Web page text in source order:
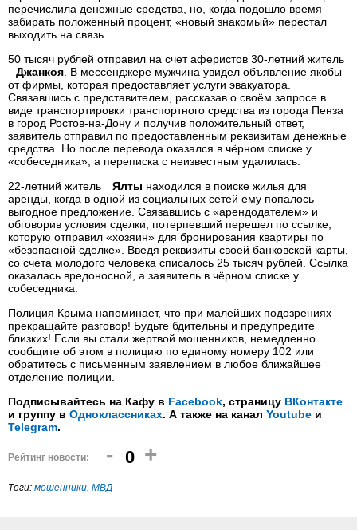
перечислила денежные средства, но, когда подошло время
забирать положенный процент, «новый знакомый» перестал
выходить на связь.
50 тысяч рублей отправил на счет аферистов 30-летний житель
Джанкоя . В мессенджере мужчина увидел объявление якобы
от фирмы, которая предоставляет услуги эвакуатора.
Связавшись с представителем, рассказав о своём запросе в
виде транспортировки транспортного средства из города Пенза
в город Ростов-на-Дону и получив положительный ответ,
заявитель отправил по предоставленным реквизитам денежные
средства. Но после перевода оказался в чёрном списке у
«собеседника», а переписка с неизвестным удалилась.
22-летний житель
Ялты находился в поиске жилья для
аренды, когда в одной из социальных сетей ему попалось
выгодное предложение. Связавшись с «арендодателем» и
обговорив условия сделки, потерпевший перешел по ссылке,
которую отправил «хозяин» для бронирования квартиры по
«безопасной сделке». Введя реквизиты своей банковской карты,
со счета молодого человека списалось 25 тысяч рублей. Ссылка
оказалась вредоносной, а заявитель в чёрном списке у
собеседника.
Полиция Крыма напоминает, что при малейших подозрениях –
прекращайте разговор! Будьте бдительны и предупредите
близких! Если вы стали жертвой мошенников, немедленно
сообщите об этом в полицию по единому номеру 102 или
обратитесь с письменным заявлением в любое ближайшее
отделение полиции.
Подписывайтесь на Кафу в Facebook, страницу ВКонтакте
и группу в Одноклассниках. А также на канал Youtube и
Telegram.
Рейтинг новости: - 0 +
Теги: мошенники, МВД